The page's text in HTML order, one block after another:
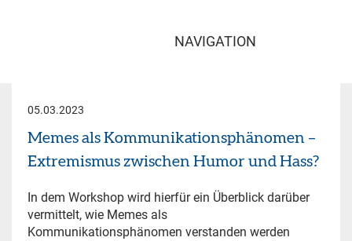
NAVIGATION
05.03.2023
Memes als Kommunikationsphänomen –
Extremismus zwischen Humor und Hass?
In dem Workshop wird hierfür ein Überblick darüber
vermittelt, wie Memes als
Kommunikationsphänomen verstanden werden